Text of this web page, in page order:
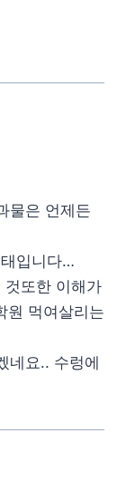
물은 언제든
입니다…
것또한 이해가
원 먹여살리는
네요.. 수렁에